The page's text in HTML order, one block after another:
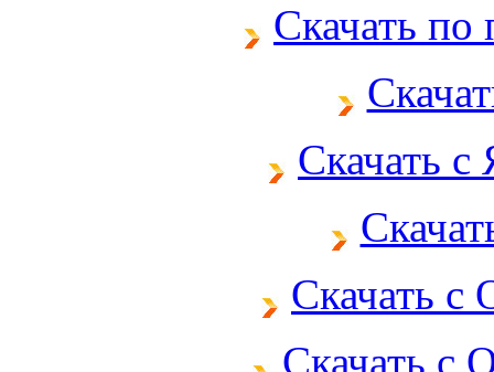
Скачать
Скачать
Скачать с
Скачать с